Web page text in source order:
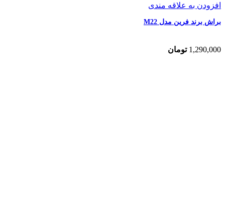
افزودن به علاقه مندی
براش برند فرین مدل M22
1,290,000 تومان